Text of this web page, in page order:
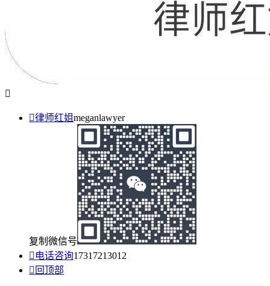

律师红姐meganlawyer
复制微信号
 电话咨询17317213012
 回顶部